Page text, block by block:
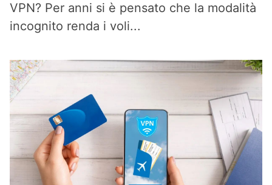
VPN? Per anni si è pensato che la modalità
incognito renda i voli...